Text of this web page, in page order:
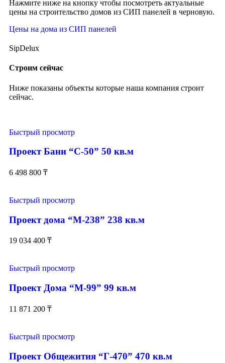
Нажмите ниже на кнопку чтобы посмотреть актуальные
цены на строительство домов из СИП панелей в черновую.
Цены на дома из СИП панелей
SipDelux
Строим сейчас
Ниже показаны объекты которые наша компания строит
сейчас.
Быстрый просмотр
Проект Бани “С-50” 50 кв.м
6 498 800 ₸
Быстрый просмотр
Проект дома “М-238” 238 кв.м
19 034 400 ₸
Быстрый просмотр
Проект Дома “М-99” 99 кв.м
11 871 200 ₸
Быстрый просмотр
Проект Общежития “Г-470” 470 кв.м